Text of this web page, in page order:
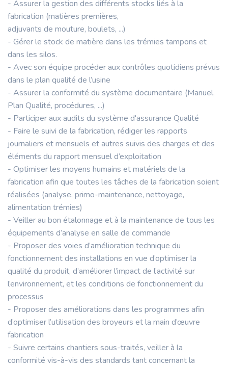
- Assurer la gestion des différents stocks liés à la
fabrication (matières premières,
adjuvants de mouture, boulets, ...)
- Gérer le stock de matière dans les trémies tampons et
dans les silos.
- Avec son équipe procéder aux contrôles quotidiens prévus
dans le plan qualité de l’usine
- Assurer la conformité du système documentaire (Manuel,
Plan Qualité, procédures, ...)
- Participer aux audits du système d'assurance Qualité
- Faire le suivi de la fabrication, rédiger les rapports
journaliers et mensuels et autres suivis des charges et des
éléments du rapport mensuel d’exploitation
- Optimiser les moyens humains et matériels de la
fabrication afin que toutes les tâches de la fabrication soient
réalisées (analyse, primo-maintenance, nettoyage,
alimentation trémies)
- Veiller au bon étalonnage et à la maintenance de tous les
équipements d’analyse en salle de commande
- Proposer des voies d’amélioration technique du
fonctionnement des installations en vue d’optimiser la
qualité du produit, d’améliorer l’impact de l’activité sur
l’environnement, et les conditions de fonctionnement du
processus
- Proposer des améliorations dans les programmes afin
d’optimiser l’utilisation des broyeurs et la main d’œuvre
fabrication
- Suivre certains chantiers sous-traités, veiller à la
conformité vis-à-vis des standards tant concernant la